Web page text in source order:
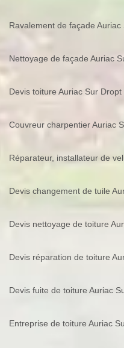
Ravalement de façade Auriac
Nettoyage de façade Auriac
Devis toiture Auriac Sur Dropt
Couvreur charpentier Auriac
Réparateur, installateur de
Devis changement de tuile
Devis nettoyage de toiture
Devis réparation de toiture
Devis fuite de toiture Auriac
Entreprise de toiture Auriac